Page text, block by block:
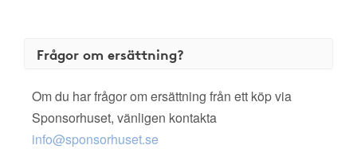
Frågor om ersättning?
Om du har frågor om ersättning från ett köp via
Sponsorhuset, vänligen kontakta
info@sponsorhuset.se